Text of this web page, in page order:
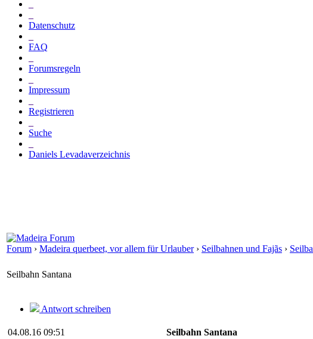
Datenschutz
FAQ
Forumsregeln
Impressum
Registrieren
Suche
Daniels Levadaverzeichnis
Forum › Madeira querbeet, vor allem für Urlauber› Seilbahnen und Fajãs ›
Seilbahn Santana
Antwort schreiben
04.08.16 09:51
Seilbahn Santana